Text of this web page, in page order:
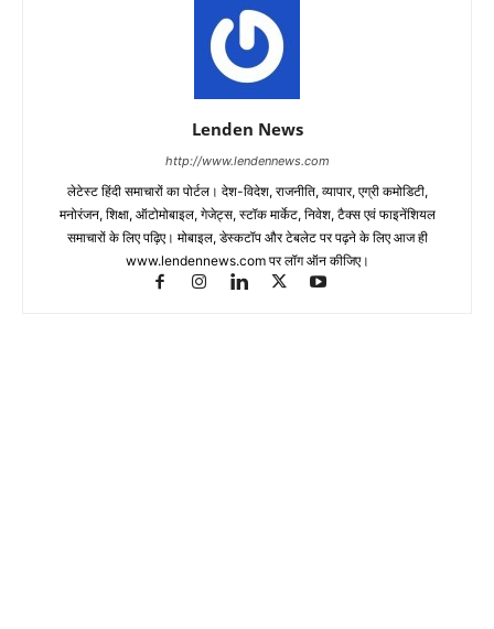
Lenden News
http://www.lendennews.com
लेटेस्ट हिंदी समाचारों का पोर्टल। देश-विदेश, राजनीति, व्यापार, एग्री कमोडिटी,
मनोरंजन, शिक्षा, ऑटोमोबाइल, गेजेट्स, स्टॉक मार्केट, निवेश, टैक्स एवं फाइनेंशियल
समाचारों के लिए पढ़िए। मोबाइल, डेस्कटॉप और टेबलेट पर पढ़ने के लिए आज ही
www.lendennews.com पर लॉग ऑन कीजिए।